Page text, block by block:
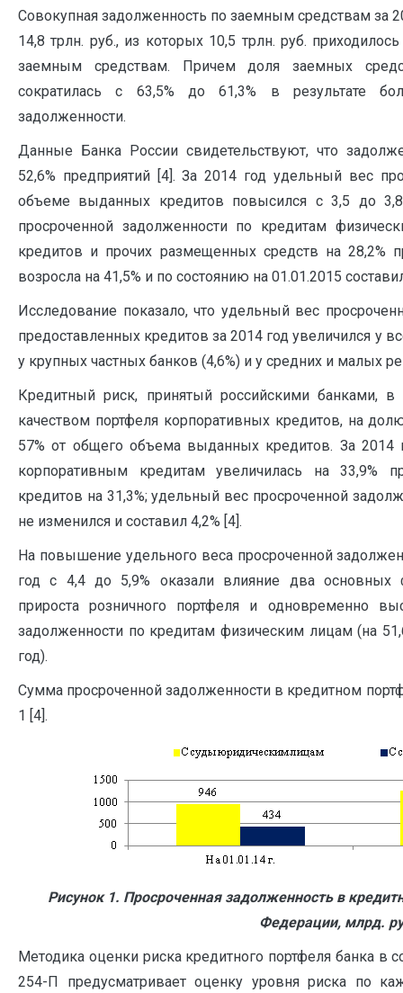
Совокупная задолженность по заемным средствам за
14,8 трлн. руб., из которых 10,5 трлн. руб.
заемным средствам. Причем доля заемных
сократилась с 63,5% до 61,3% в результате
задолженности.
Данные Банка России свидетельствуют, что
52,6% предприятий [4]. За 2014 год удельный вес
объеме выданных кредитов повысился с 3,5 до
просроченной задолженности по кредитам
кредитов и прочих размещенных средств на 28,2%
возросла на 41,5% и по состоянию на 01.01.2015
Исследование показало, что удельный вес
предоставленных кредитов за 2014 год увеличился у
у крупных частных банков (4,6%) и у средних и малых
Кредитный риск, принятый российскими банками, в
качеством портфеля корпоративных кредитов, на
57% от общего объема выданных кредитов. За 2014
корпоративным кредитам увеличилась на 33,9%
кредитов на 31,3%; удельный вес просроченной
не изменился и составил 4,2% [4].
На повышение удельного веса просроченной
год с 4,4 до 5,9% оказали влияние два основных
прироста розничного портфеля и одновременно
задолженности по кредитам физическим лицам (на
год).
Сумма просроченной задолженности в кредитном
1 [4].
Рисунок 1. Просроченная задолженность в
Федерации, млрд.
Методика оценки риска кредитного портфеля банка
254-П предусматривает оценку уровня риска по